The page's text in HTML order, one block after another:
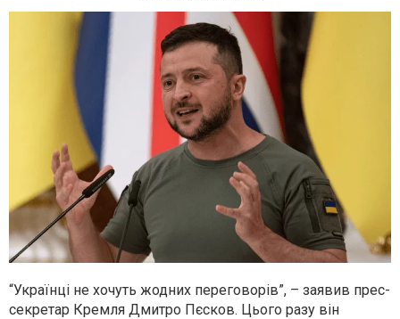
“Українці не хочуть жодних переговорів”, – заявив прес-
секретар Кремля Дмитро Пєсков. Цього разу він